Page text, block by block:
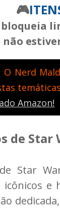
🎮
não
O Nerd
Amazon!
de Star
Star
icônicos e